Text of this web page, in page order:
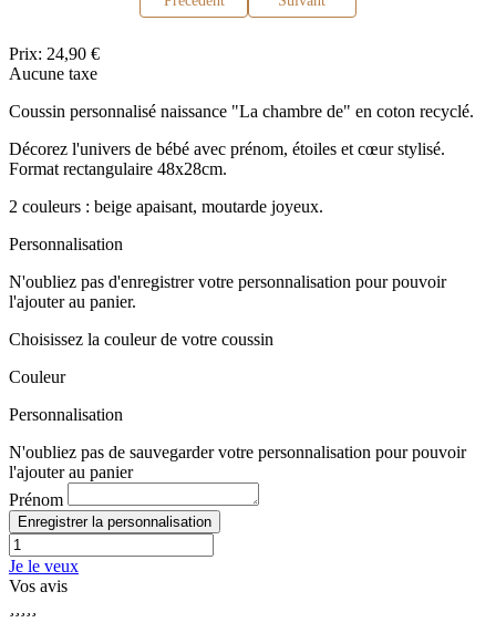
Prix: 24,90 €
Aucune taxe
Coussin personnalisé naissance "La chambre de" en coton recyclé.
Décorez l'univers de bébé avec prénom, étoiles et cœur stylisé.
Format rectangulaire 48x28cm.
2 couleurs : beige apaisant, moutarde joyeux.
Personnalisation
N'oubliez pas d'enregistrer votre personnalisation pour pouvoir
l'ajouter au panier.
Choisissez la couleur de votre coussin
Couleur
Personnalisation
N'oubliez pas de sauvegarder votre personnalisation pour pouvoir
l'ajouter au panier
Prénom
Enregistrer la personnalisation
Je le veux
Vos avis